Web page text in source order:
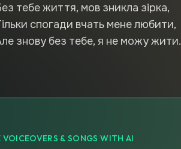
тебе життя, мов зникла зірка,
спогади вчать мене любити,
знову без тебе, я не можу жити.
VOICEOVERS & SONGS WITH AI